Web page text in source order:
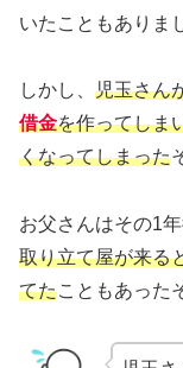
いたこともありま
しかし、 児玉さん
借金を作ってしま
くなってしまった
お父さんはその1
取り立て屋が来る
てたこともあった